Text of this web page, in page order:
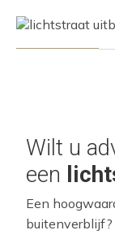
Wilt u
een
Een
buitenverblijf?